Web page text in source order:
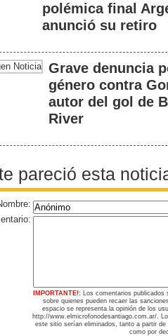
polémica final
anunció su retiro
Grave denuncia
género contra
autor del gol de
River
pareció esta
IMPORTANTE!: Los comentarios publicados
sobre quienes pueden recaer las
espacio se representa la opinión de los
http://www.elmicrofonodesantiago.com.ar/.
este sitio serían eliminados, tanto a partir
como por